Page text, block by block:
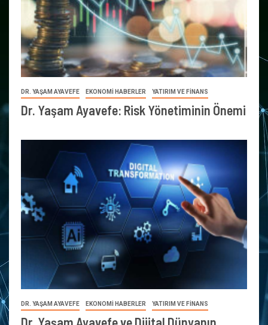
DR. YAŞAM AYAVEFE EKONOMİ HABERLER YATIRIM VE FİNANS
Dr. Yaşam Ayavefe: Risk Yönetiminin Önemi
DR. YAŞAM AYAVEFE EKONOMİ HABERLER YATIRIM VE FİNANS